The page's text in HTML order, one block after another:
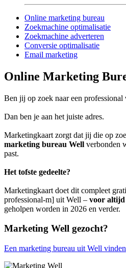
Online marketing bureau
Zoekmachine optimalisatie
Zoekmachine adverteren
Conversie optimalisatie
Email marketing
Online Marketing
Ben jij op zoek naar een
Dan ben je aan het juiste adres.
Marketingkaart zorgt dat jij die op
marketing bureau Well verbonden
past.
Het tofste gedeelte?
Marketingkaart doet dit compleet
professional-m] uit Well – voor altijd
geholpen worden in 2026 en verder.
Marketing Well gezocht?
Een marketing bureau uit Well vinden